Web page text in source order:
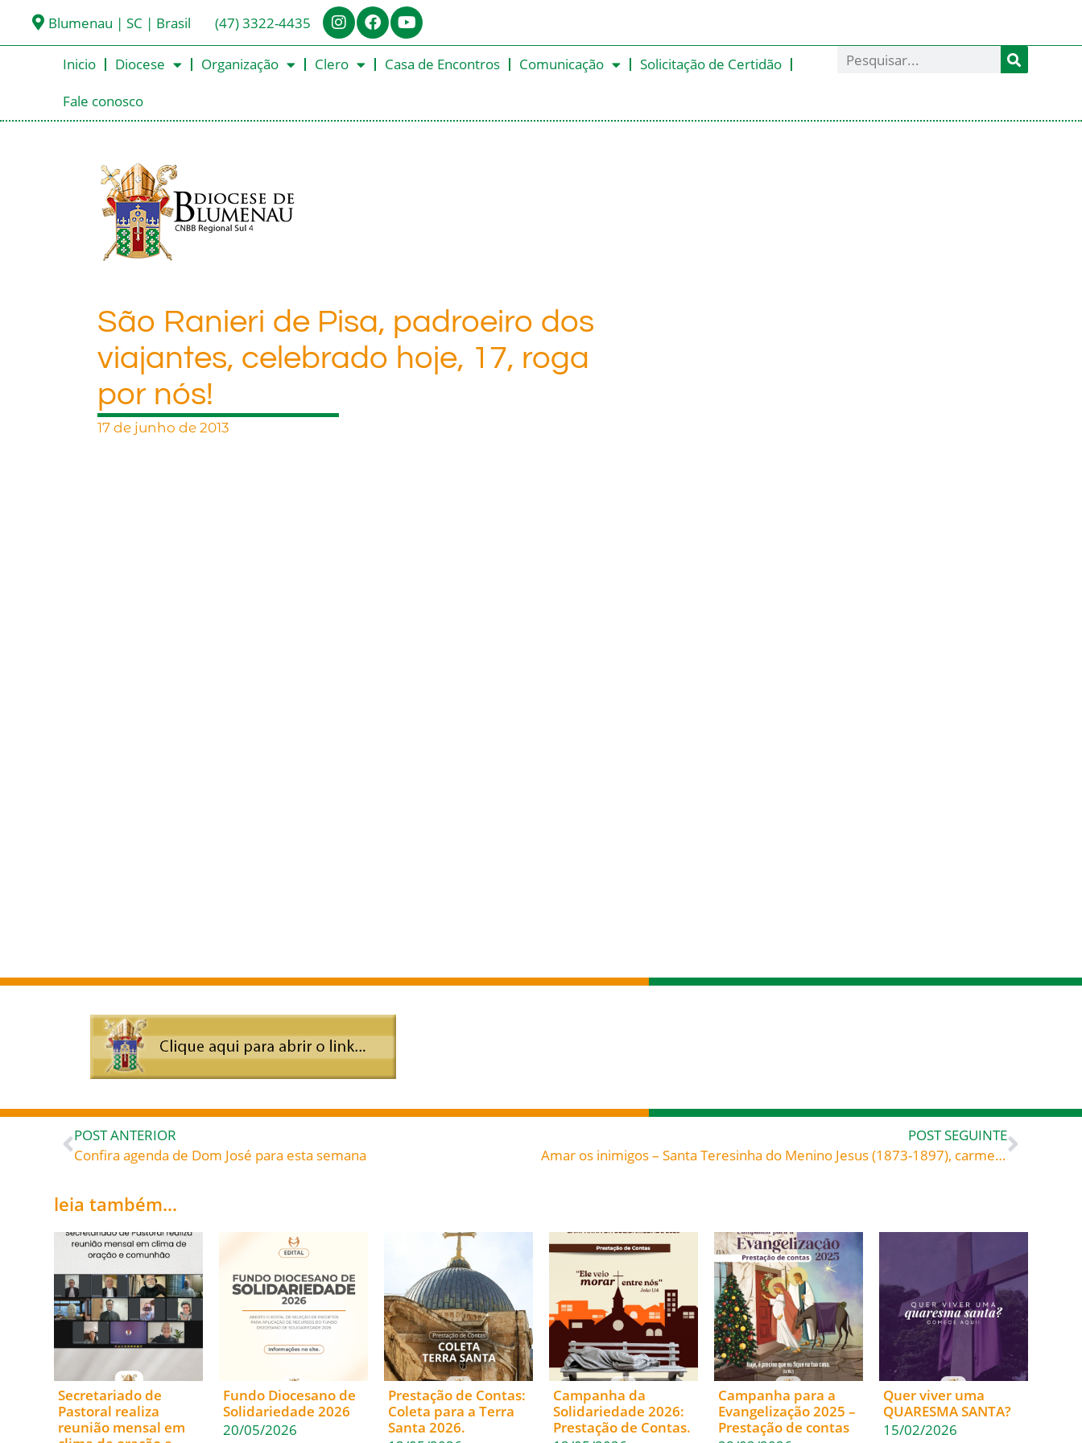
Blumenau | SC | Brasil (47) 3322-4435
Inicio Diocese Organização Clero Casa de Encontros Comunicação
Solicitação de Certidão
Fale conosco
São Ranieri de Pisa, padroeiro dos
viajantes, celebrado hoje, 17, roga
por nós!
17 de junho de 2013
POST ANTERIOR
Confira agenda de Dom José para esta semana
POST SEGUINTE
Amar os inimigos – Santa Teresinha do Menino Jesus (1873-1897), carmelita, doutora da Igreja
leia também...
Secretariado de
Pastoral realiza
reunião mensal em
Fundo Diocesano de
Solidariedade 2026
20/05/2026
Prestação de Contas:
Coleta para a Terra
Santa 2026.
Campanha da
Solidariedade 2026:
Prestação de Contas.
Campanha para a
Evangelização 2025 –
Prestação de contas
Quer viver uma
QUARESMA SANTA?
15/02/2026